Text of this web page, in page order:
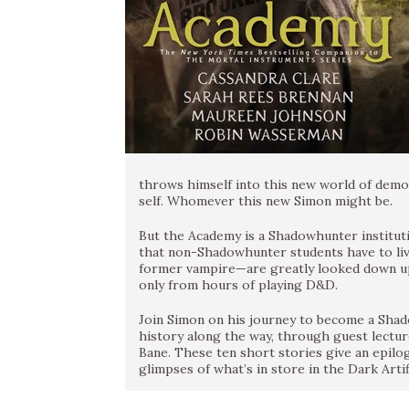
throws himself into this new world of
self. Whomever this new Simon might be.
But the Academy is a Shadowhunter
that non-Shadowhunter students have to
former vampire—are greatly looked down
only from hours of playing D&D.
Join Simon on his journey to become a
history along the way, through guest
Bane. These ten short stories give an
glimpses of what’s in store in the Dark